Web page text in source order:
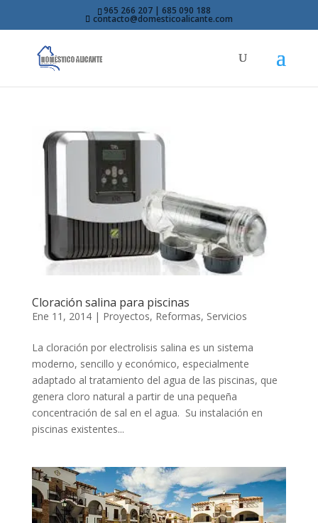
965 266 207 | 685 090 188
contacto@domesticoalicante.com
Cloración salina para piscinas
Ene 11, 2014| Proyectos, Reformas, Servicios
La cloración por electrolisis salina es un sistema
moderno, sencillo y económico, especialmente
adaptado al tratamiento del agua de las piscinas, que
genera cloro natural a partir de una pequeña
concentración de sal en el agua. Su instalación en
piscinas existentes...